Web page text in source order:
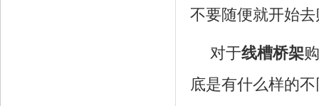
不要随便就开始
对于线槽桥架
底是有什么样的